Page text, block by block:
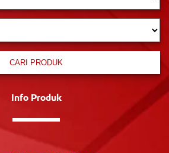
CARI PRODUK
Info Produk